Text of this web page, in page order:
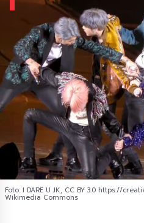
Foto: I DARE U JK, CC BY 3.0 https://
Wikimedia Commons